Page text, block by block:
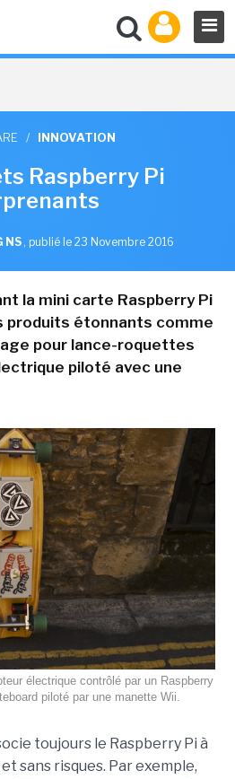
/ INNOVATION
Raspberry Pi
NS , publié le 23 Novembre 2016
la mini carte Raspberry Pi
produits étonnants comme
pour lance-roquettes
piloté avec une
électrique contrôlé par un Raspberry
piloté par une manette Wii.
toujours le Raspberry Pi à
sans risques. Par exemple,